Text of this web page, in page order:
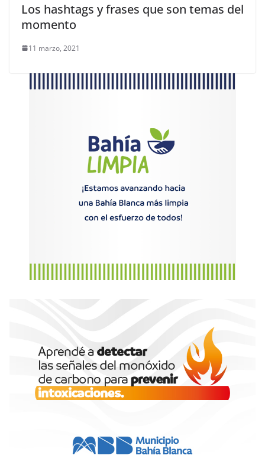
Los hashtags y frases que son temas del
momento
11 marzo, 2021